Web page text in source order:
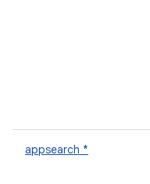
appsearch *